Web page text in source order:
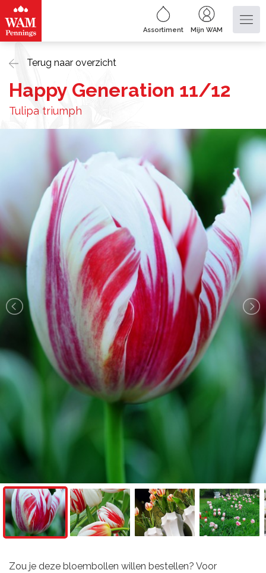
Assortiment Mijn WAM
Terug naar overzicht
Happy Generation 11/12
Tulipa triumph
Zou je deze bloembollen willen bestellen? Voor